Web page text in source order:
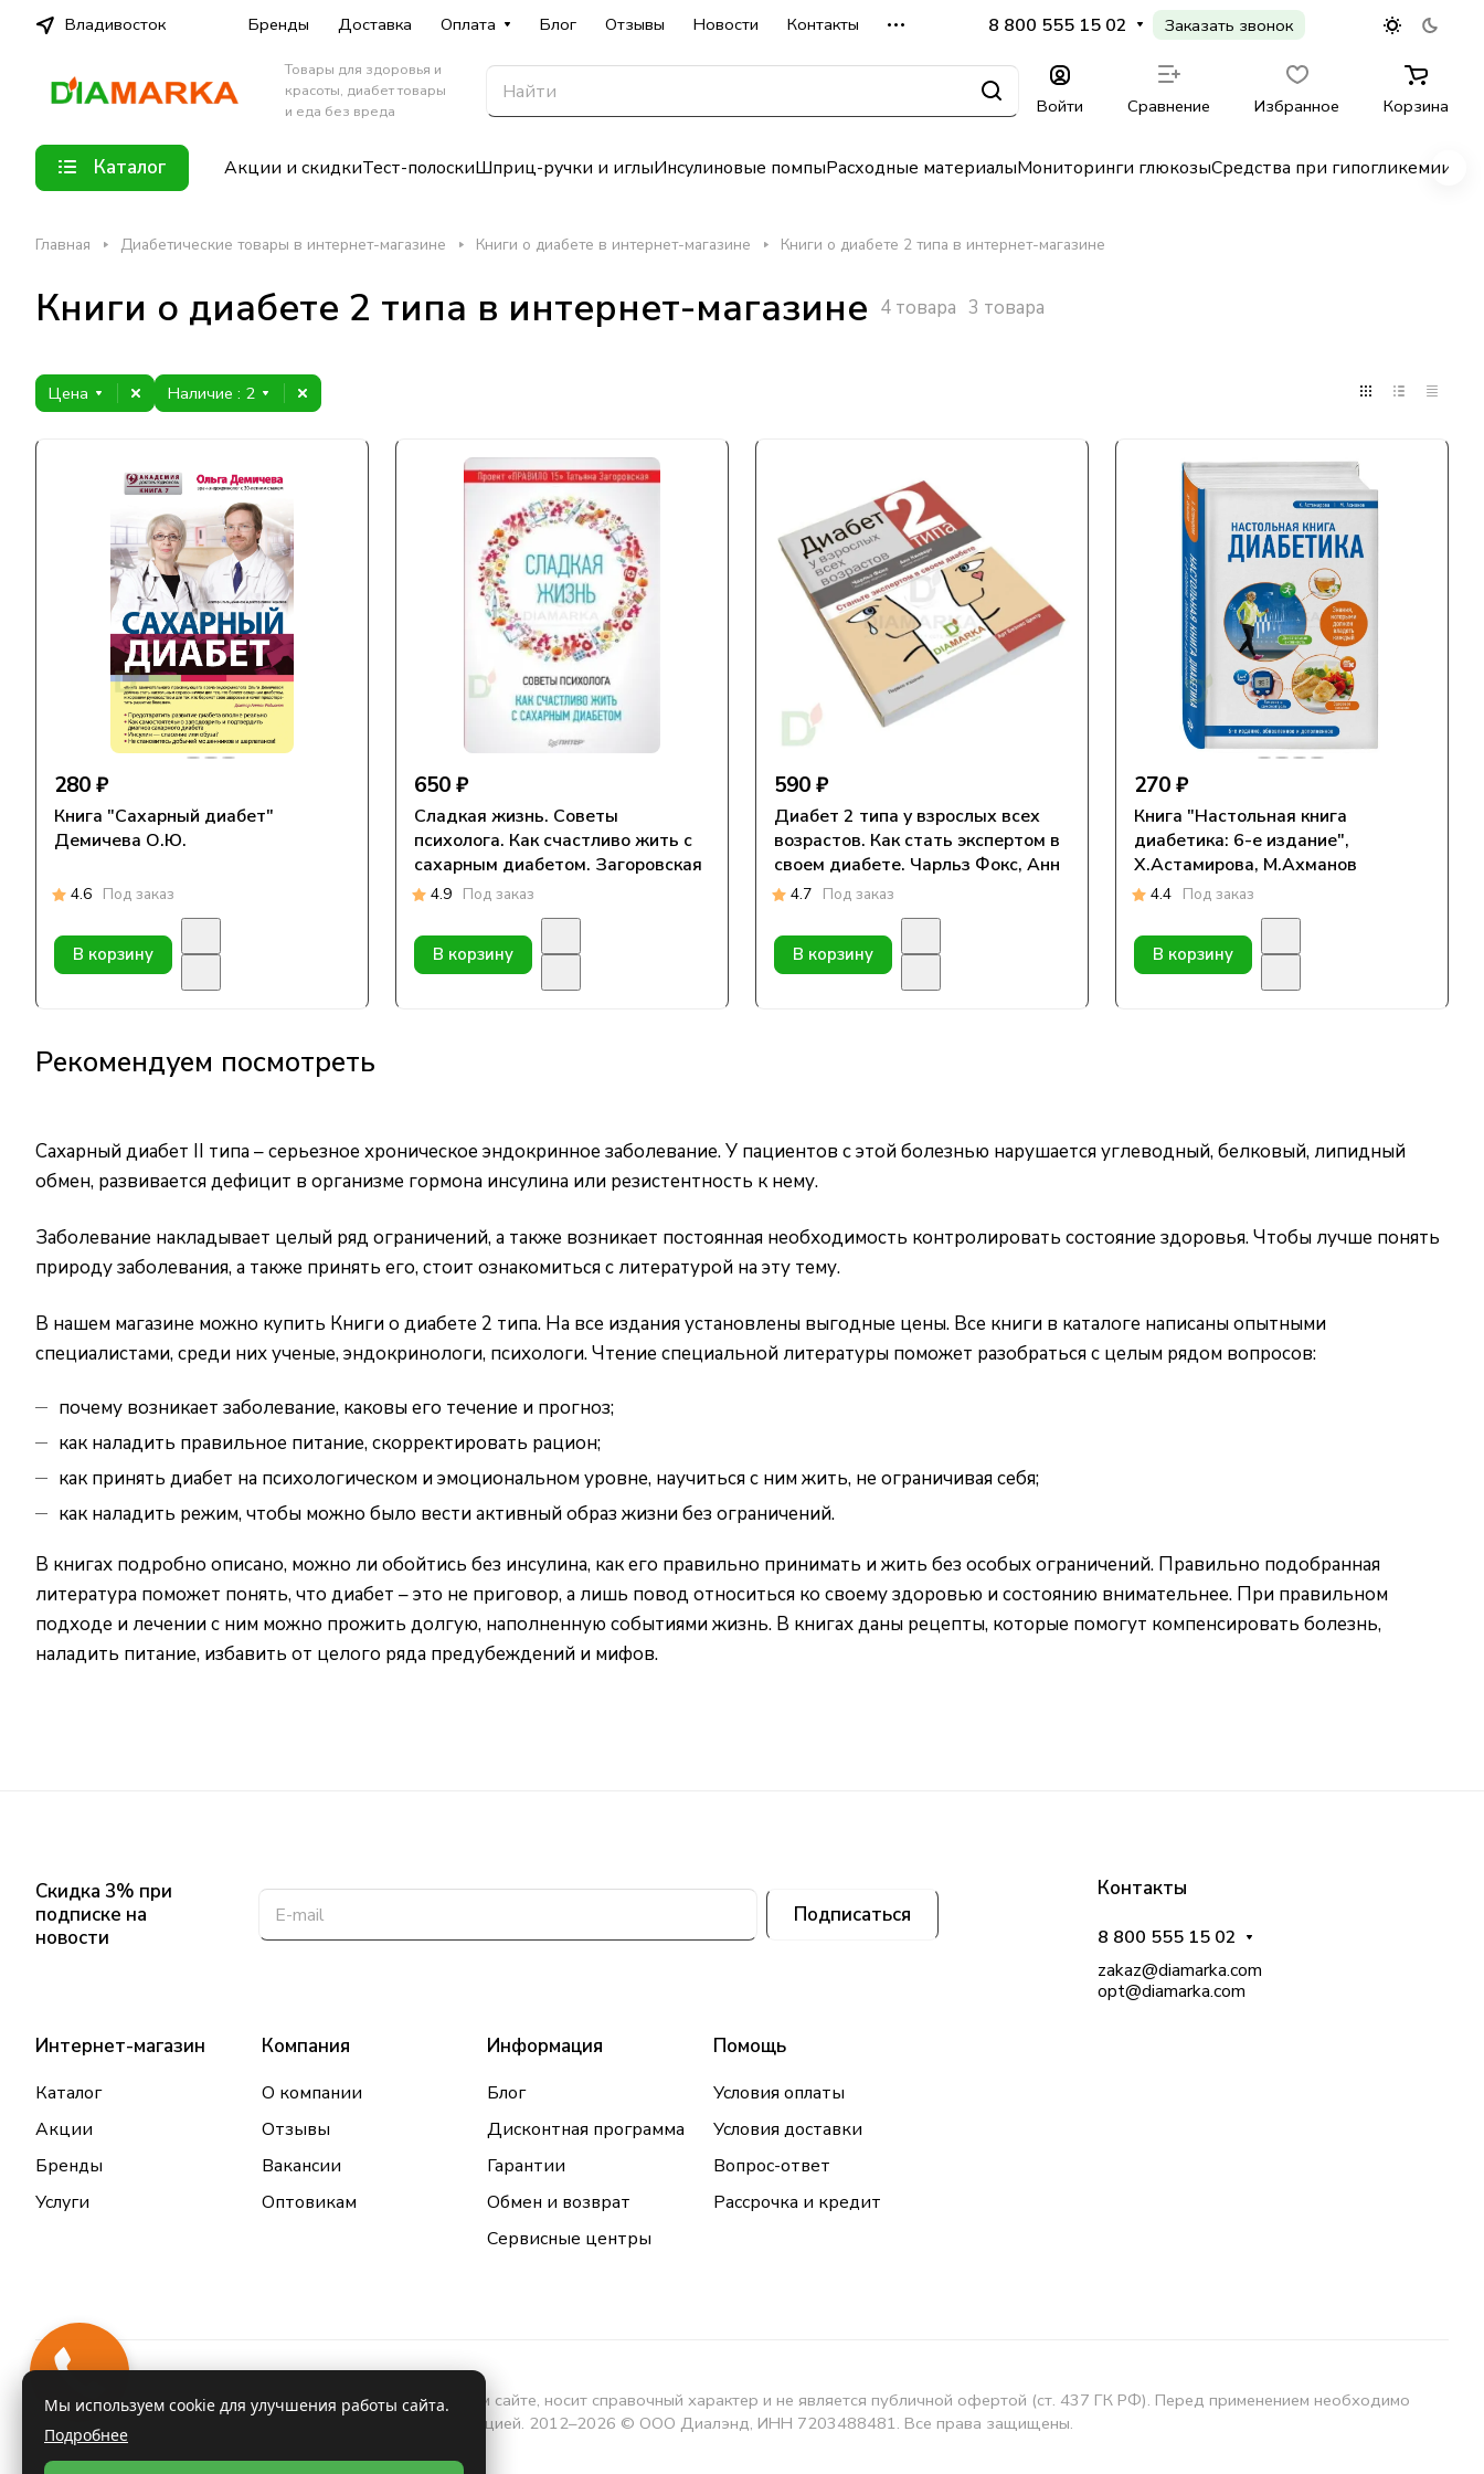
Владивосток Бренды Доставка Оплата Блог Отзывы Новости Контакты 8 800 555 15 02 Заказать звонок
Товары для здоровья и
красоты, диабет товары
и еда без вреда
Войти Сравнение Избранное Корзина
Каталог Акции и скидкиТест-полоскиШприц-ручки и иглыИнсулиновые помпыРасходные материалыМониторинги глюкозыСредства при гипогликемии
Главная Диабетические товары в интернет-магазине Книги о диабете в интернет-магазине Книги о диабете 2 типа в интернет-магазине
Книги о диабете 2 типа в интернет-магазине 4 товара 3 товара
Цена Наличие : 2
280 ₽
Книга "Сахарный диабет"
Демичева О.Ю.
4.6 Под заказ
В корзину
650 ₽
Сладкая жизнь. Советы
психолога. Как счастливо жить с
сахарным диабетом. Загоровская
Т. Ю.
4.9 Под заказ
В корзину
590 ₽
Диабет 2 типа у взрослых всех
возрастов. Как стать экспертом в
своем диабете. Чарльз Фокс, Анн
Килверт
4.7 Под заказ
В корзину
270 ₽
Книга "Настольная книга
диабетика: 6-е издание",
Х.Астамирова, М.Ахманов
4.4 Под заказ
В корзину
Рекомендуем посмотреть
Сахарный диабет II типа – серьезное хроническое эндокринное заболевание. У пациентов с этой болезнью нарушается углеводный, белковый, липидный
обмен, развивается дефицит в организме гормона инсулина или резистентность к нему.
Заболевание накладывает целый ряд ограничений, а также возникает постоянная необходимость контролировать состояние здоровья. Чтобы лучше понять
природу заболевания, а также принять его, стоит ознакомиться с литературой на эту тему.
В нашем магазине можно купить Книги о диабете 2 типа. На все издания установлены выгодные цены. Все книги в каталоге написаны опытными
специалистами, среди них ученые, эндокринологи, психологи. Чтение специальной литературы поможет разобраться с целым рядом вопросов:
почему возникает заболевание, каковы его течение и прогноз;
как наладить правильное питание, скорректировать рацион;
как принять диабет на психологическом и эмоциональном уровне, научиться с ним жить, не ограничивая себя;
как наладить режим, чтобы можно было вести активный образ жизни без ограничений.
В книгах подробно описано, можно ли обойтись без инсулина, как его правильно принимать и жить без особых ограничений. Правильно подобранная
литература поможет понять, что диабет – это не приговор, а лишь повод относиться ко своему здоровью и состоянию внимательнее. При правильном
подходе и лечении с ним можно прожить долгую, наполненную событиями жизнь. В книгах даны рецепты, которые помогут компенсировать болезнь,
наладить питание, избавить от целого ряда предубеждений и мифов.
Скидка 3% при
подписке на
новости
Подписаться
Интернет-магазин
Каталог
Акции
Бренды
Услуги
Компания
О компании
Отзывы
Вакансии
Оптовикам
Информация
Блог
Дисконтная программа
Гарантии
Обмен и возврат
Сервисные центры
Помощь
Условия оплаты
Условия доставки
Вопрос-ответ
Рассрочка и кредит
Контакты
8 800 555 15 02
zakaz@diamarka.com
opt@diamarka.com
Информация о товарах и услугах, размещенная на данном сайте, носит справочный характер и не является публичной офертой (ст. 437 ГК РФ). Перед применением необходимо
проконсультироваться с врачом и ознакомиться с инструкцией. 2012–2026 © ООО Диалэнд, ИНН 7203488481. Все права защищены.
Мы используем cookie для улучшения работы сайта.
Подробнее
Закажи